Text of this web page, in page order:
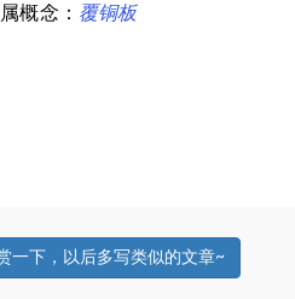
概念： 覆铜板
一下，以后多写类似的文章~